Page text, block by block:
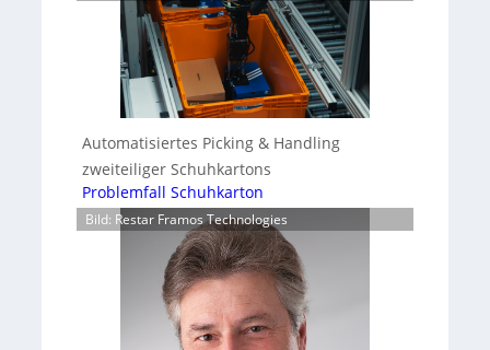
Automatisiertes Picking & Handling
zweiteiliger Schuhkartons
Problemfall Schuhkarton
Bild: Restar Framos Technologies